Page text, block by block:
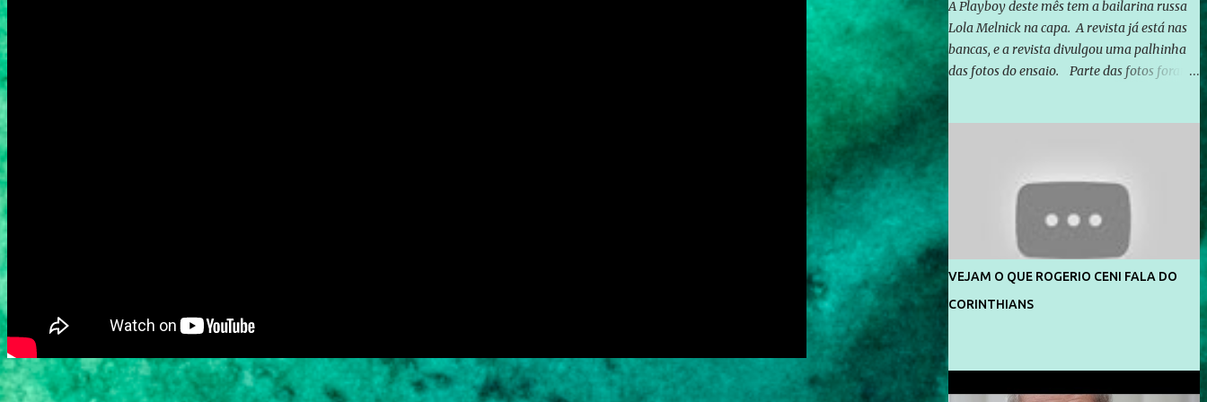
A Playboy deste mês tem a bailarina russa
Lola Melnick na capa. A revista já está nas
bancas, e a revista divulgou uma palhinha
das fotos do ensaio. Parte das fotos foram
divulga capa e primeiras fotos de Lola
Melnick - @aredacao
VEJAM O QUE ROGERIO CENI FALA DO
CORINTHIANS